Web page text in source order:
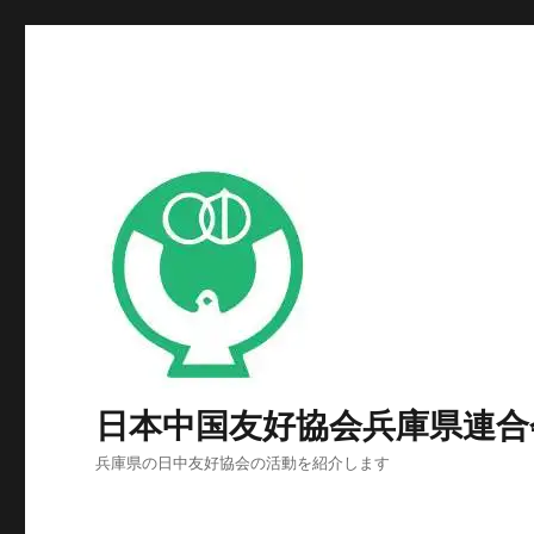
日本中国友好協会兵庫県連
兵庫県の日中友好協会の活動を紹介します